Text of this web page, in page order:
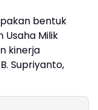
bentuk
Milik
kinerja
Supriyanto,